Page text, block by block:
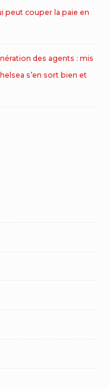
peut couper la paie en
des agents : mis
s’en sort bien et